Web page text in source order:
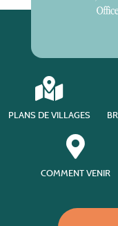
PLANS DE VILLAGES
COMMENT VENIR